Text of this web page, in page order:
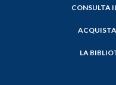
CONSULTA
LA